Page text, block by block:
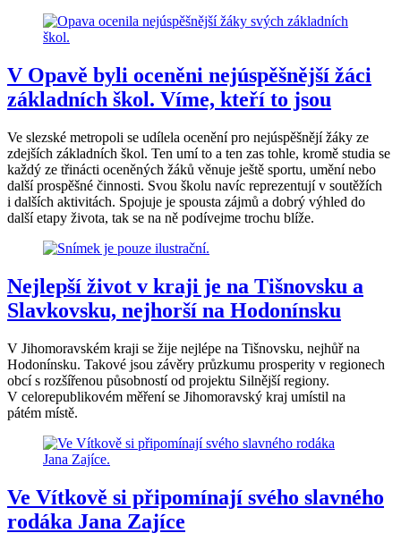
V Opavě byli oceněni nejúspěšnější žáci
základních škol. Víme, kteří to jsou
Ve slezské metropoli se udílela ocenění pro nejúspěšnějí žáky ze
zdejších základních škol. Ten umí to a ten zas tohle, kromě studia se
každý ze třinácti oceněných žáků věnuje ještě sportu, umění nebo
další prospěšné činnosti. Svou školu navíc reprezentují v soutěžích
i dalších aktivitách. Spojuje je spousta zájmů a dobrý výhled do
další etapy života, tak se na ně podívejme trochu blíže.
Nejlepší život v kraji je na Tišnovsku a
Slavkovsku, nejhorší na Hodonínsku
V Jihomoravském kraji se žije nejlépe na Tišnovsku, nejhůř na
Hodonínsku. Takové jsou závěry průzkumu prosperity v regionech
obcí s rozšířenou působností od projektu Silnější regiony.
V celorepublikovém měření se Jihomoravský kraj umístil na
pátém místě.
Ve Vítkově si připomínají svého slavného
rodáka Jana Zajíce